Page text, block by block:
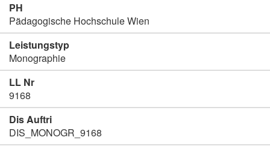
PH
Pädagogische Hochschule Wien
Leistungstyp
Monographie
LL Nr
9168
Dis Auftri
DIS_MONOGR_9168